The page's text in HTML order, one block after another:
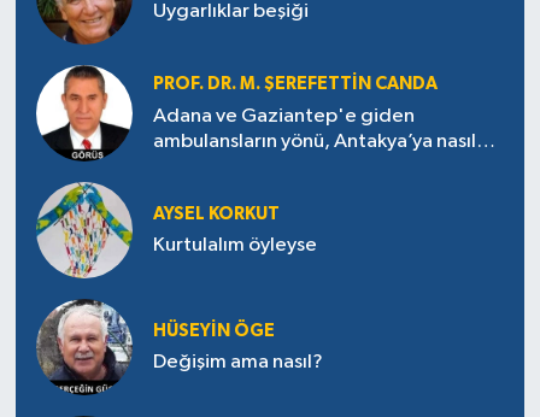
Uygarlıklar beşiği
PROF. DR. M. ŞEREFETTIN CANDA
Adana ve Gaziantep'e giden
ambulansların yönü, Antakya’ya nasıl
AYSEL KORKUT
Kurtulalım öyleyse
HÜSEYIN ÖGE
Değişim ama nasıl?